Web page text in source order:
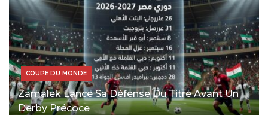
COUPE DU MONDE
Zamalek Lance Sa Défense Du Titre Avant Un
Derby Précoce